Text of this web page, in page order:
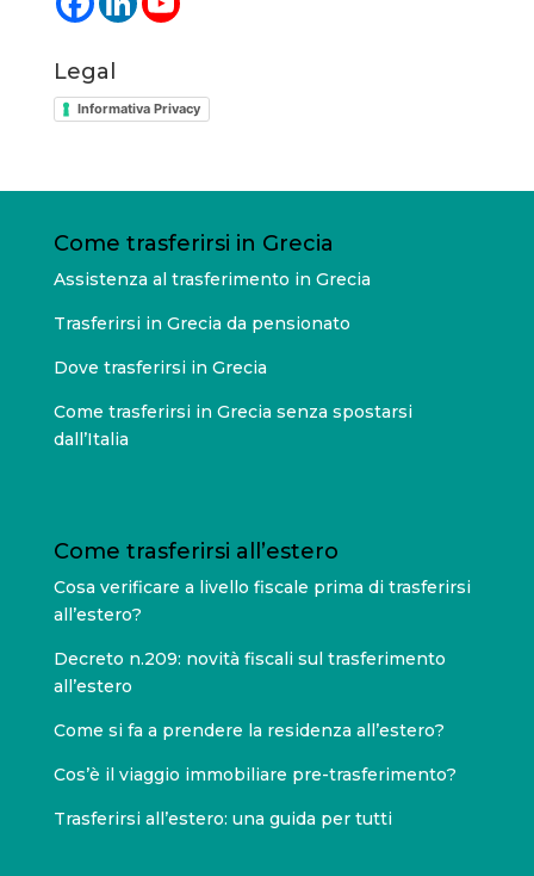
Legal
Informativa Privacy
Come trasferirsi in Grecia
Assistenza al trasferimento in Grecia
Trasferirsi in Grecia da pensionato
Dove trasferirsi in Grecia
Come trasferirsi in Grecia senza spostarsi
dall’Italia
Come trasferirsi all’estero
Cosa verificare a livello fiscale prima di trasferirsi
all’estero?
Decreto n.209: novità fiscali sul trasferimento
all’estero
Come si fa a prendere la residenza all’estero?
Cos’è il viaggio immobiliare pre-trasferimento?
Trasferirsi all’estero: una guida per tutti